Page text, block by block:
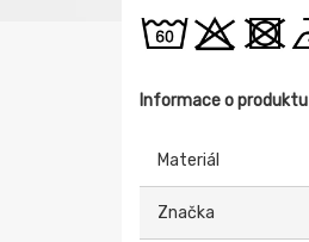
Informace o produktu
Materiál
Značka